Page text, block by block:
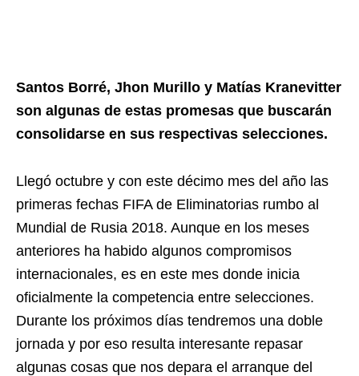
Santos Borré, Jhon Murillo y Matías Kranevitter
son algunas de estas promesas que buscarán
consolidarse en sus respectivas selecciones.
Llegó octubre y con este décimo mes del año las
primeras fechas FIFA de Eliminatorias rumbo al
Mundial de Rusia 2018. Aunque en los meses
anteriores ha habido algunos compromisos
internacionales, es en este mes donde inicia
oficialmente la competencia entre selecciones.
Durante los próximos días tendremos una doble
jornada y por eso resulta interesante repasar
algunas cosas que nos depara el arranque del